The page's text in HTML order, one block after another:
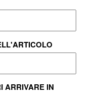
ARRIVARE IN